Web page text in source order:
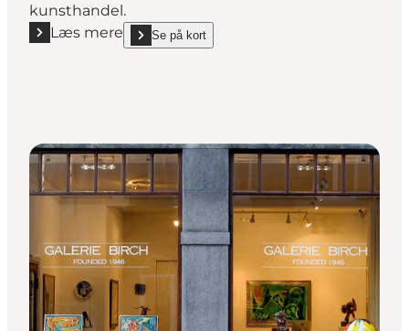
kunsthandel.
Læs mere
Læs mere "Davis Gallery, Contemporary Art"
Se på kort
show Davis Gallery, Contemporary Art on_map